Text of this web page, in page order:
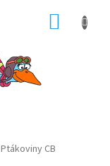
Ptákoviny CB